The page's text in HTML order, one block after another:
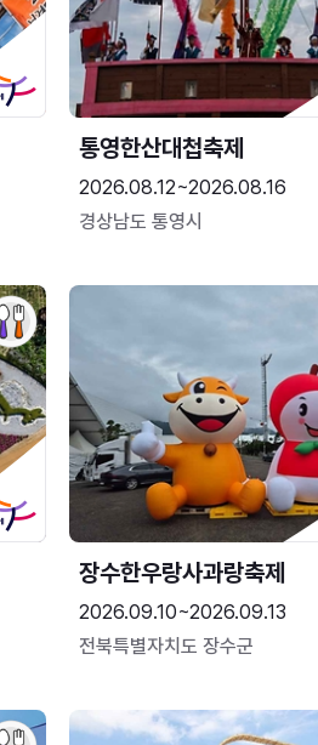
통영한산대첩축제
2026.08.12~2026.08.16
경상남도 통영시
장수한우랑사과랑축제
2026.09.10~2026.09.13
전북특별자치도 장수군